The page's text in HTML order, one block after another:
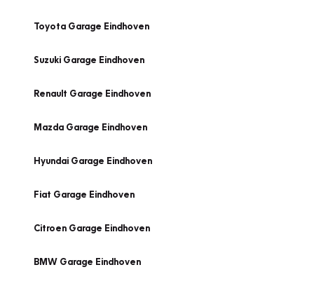
Toyota Garage Eindhoven
Suzuki Garage Eindhoven
Renault Garage Eindhoven
Mazda Garage Eindhoven
Hyundai Garage Eindhoven
Fiat Garage Eindhoven
Citroen Garage Eindhoven
BMW Garage Eindhoven